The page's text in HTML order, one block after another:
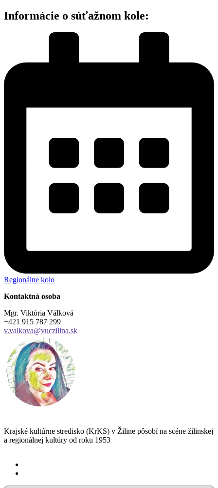
Informácie o súťažnom kole:
Regionálne kolo
Kontaktná osoba
Mgr. Viktória Válková
+421 915 787 299
v.valkova@vuczilina.sk
Krajské kultúrne stredisko (KrKS) v Žiline pôsobí na scéne žilinskej
a regionálnej kultúry od roku 1953